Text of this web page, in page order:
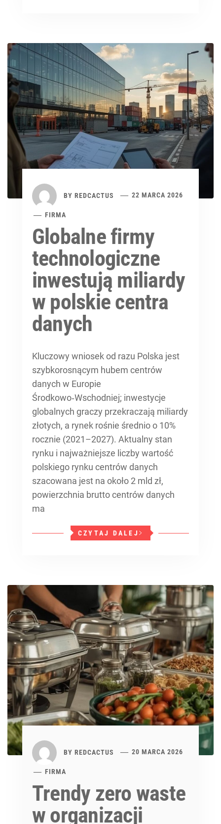
BY REDCACTUS 22 MARCA 2026
FIRMA
Globalne firmy
technologiczne
inwestują miliardy
w polskie centra
danych
Kluczowy wniosek od razu Polska jest
szybkorosnącym hubem centrów
danych w Europie
Środkowo‑Wschodniej; inwestycje
globalnych graczy przekraczają miliardy
złotych, a rynek rośnie średnio o 10%
rocznie (2021–2027). Aktualny stan
rynku i najważniejsze liczby wartość
polskiego rynku centrów danych
szacowana jest na około 2 mld zł,
powierzchnia brutto centrów danych
ma
CZYTAJ DALEJ
BY REDCACTUS 20 MARCA 2026
FIRMA
Trendy zero waste
w organizacji